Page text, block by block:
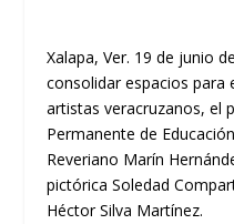
Xalapa, Ver. 19 de junio
consolidar espacios para
artistas veracruzanos, el
Permanente de
Reveriano Marín
pictórica Soledad
Héctor Silva Martínez.